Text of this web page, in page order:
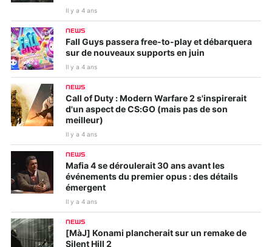
Il y a 4 ans
NEWS
Fall Guys passera free-to-play et débarquera
sur de nouveaux supports en juin
Il y a 4 ans
NEWS
Call of Duty : Modern Warfare 2 s'inspirerait
d'un aspect de CS:GO (mais pas de son
meilleur)
Il y a 4 ans
NEWS
Mafia 4 se déroulerait 30 ans avant les
événements du premier opus : des détails
émergent
Il y a 4 ans
NEWS
[MàJ] Konami plancherait sur un remake de
Silent Hill 2